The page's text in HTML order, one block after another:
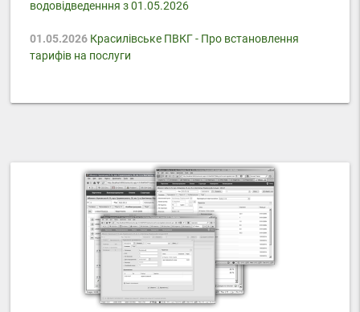
водовідведенння з 01.05.2026
01.05.2026Красилівське ПВКГ - Про встановлення
тарифів на послуги